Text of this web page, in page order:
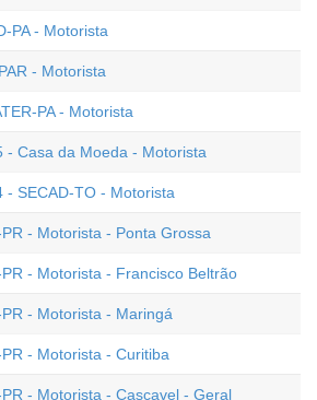
PA - Motorista
- Motorista
PA - Motorista
- Casa da Moeda - Motorista
- SECAD-TO - Motorista
- Motorista - Ponta Grossa
- Motorista - Francisco Beltrão
- Motorista - Maringá
- Motorista - Curitiba
- Motorista - Cascavel - Geral